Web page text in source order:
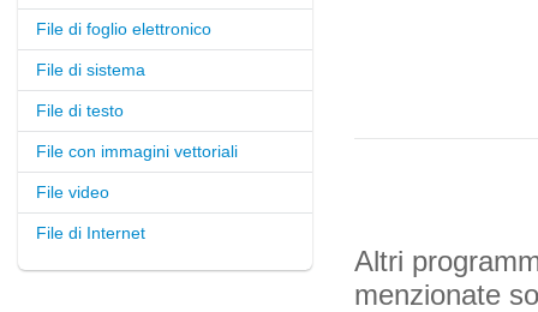
File di foglio elettronico
File di sistema
File di testo
File con immagini vettoriali
File video
File di Internet
Altri
menzionate